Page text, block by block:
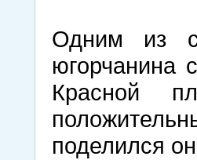
Одним из
югорчанина
Красной
поделился